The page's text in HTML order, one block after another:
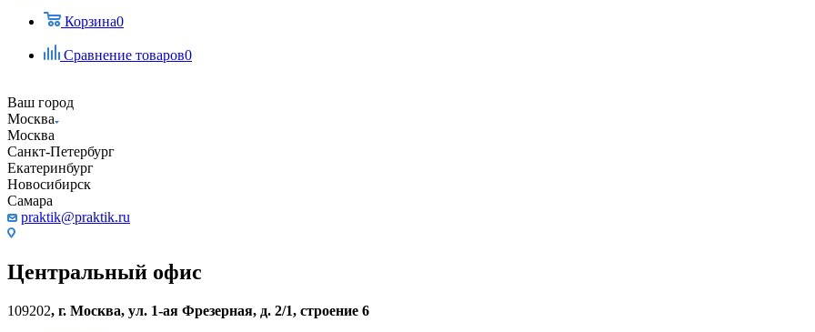
Корзина0
Сравнение товаров0
Ваш город
Москва
Москва
Санкт-Петербург
Екатеринбург
Новосибирск
Самара
praktik@praktik.ru
Центральный офис
109202, г. Москва, ул. 1-ая Фрезерная, д. 2/1, строение 6